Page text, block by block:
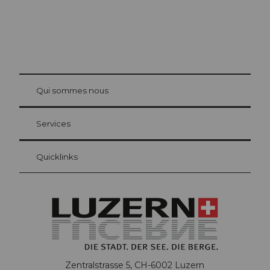
Carte d’hôte Lucerne
Vos avantages en tant qu'hôte pour la nuit
at Bre
Qui sommes nous
Services
Quicklinks
Zentralstrasse 5, CH-6002 Luzern